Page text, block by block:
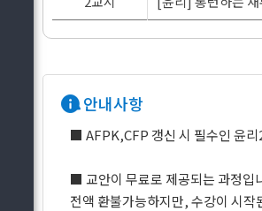
안내사항
■ AFPK,CFP 갱신 시 필수인 윤
■ 교안이 무료로 제공되는 과정입
전액 환불가능하지만, 수강이 시